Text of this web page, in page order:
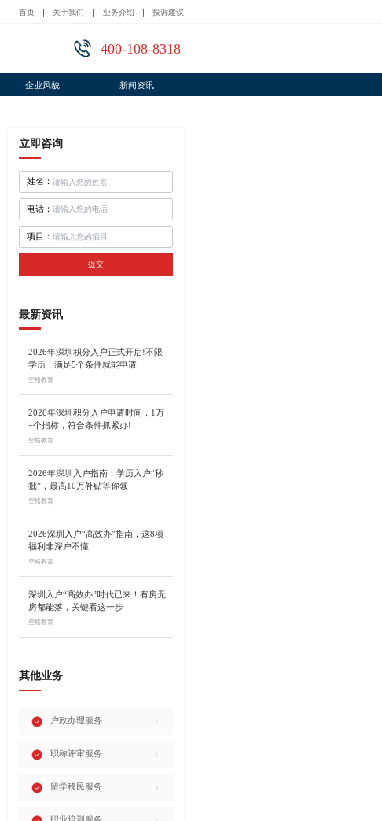
首页 关于我们 业务介绍 投诉建议
400-108-8318
企业风貌 新闻资讯
立即咨询
姓名：
电话：
项目：
提交
最新资讯
2026年深圳积分入户正式开启!不限
学历，满足5个条件就能申请
空格教育
2026年深圳积分入户申请时间，1万
+个指标，符合条件抓紧办!
空格教育
2026年深圳入户指南：学历入户“秒
批”，最高10万补贴等你领
空格教育
2026深圳入户“高效办”指南，这8项
福利非深户不懂
空格教育
深圳入户“高效办”时代已来！有房无
房都能落，关键看这一步
空格教育
其他业务
户政办理服务
职称评审服务
留学移民服务